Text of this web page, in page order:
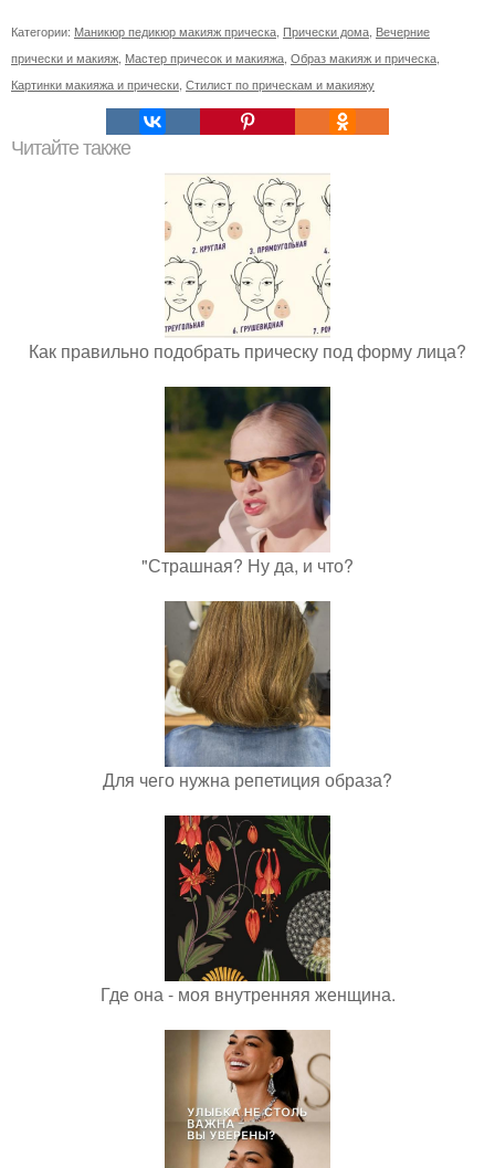
Категории: Маникюр педикюр макияж прическа Прически дома Вечерние
прически и макияж Мастер причесок и макияжа Образ макияж и прическа
Картинки макияжа и прически Стилист по прическам и макияжу
Читайте также
Как правильно подобрать прическу под форму лица?
"Страшная? Ну да, и что?
Для чего нужна репетиция образа?
Где она - моя внутренняя женщина.